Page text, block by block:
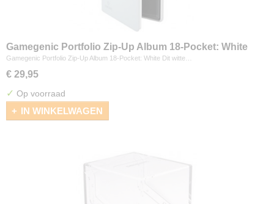
Gamegenic Portfolio Zip-Up Album 18-Pocket: White
Gamegenic Portfolio Zip-Up Album 18-Pocket: White Dit witte…
€ 29,95
✓ Op voorraad
IN WINKELWAGEN